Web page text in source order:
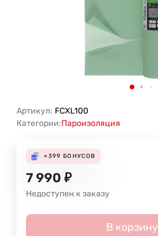
Артикул: FCXL100
Категории:Пароизоляция
+399 БОНУСОВ
7 990 ₽
Недоступен к заказу
В корзину